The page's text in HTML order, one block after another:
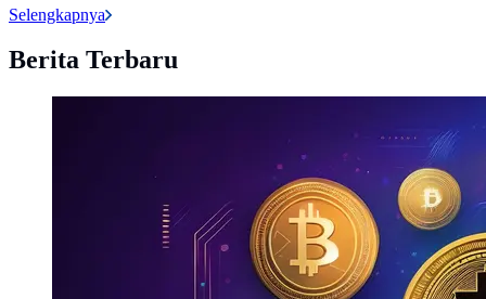
Selengkapnya
Berita Terbaru